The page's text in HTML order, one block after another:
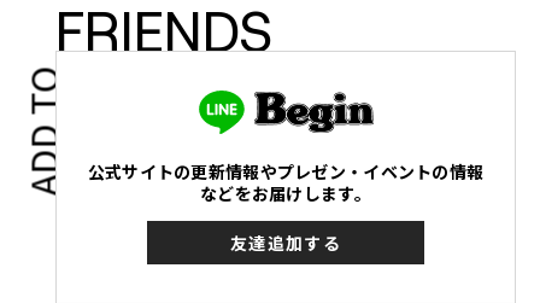
ADD TO
FRIENDS
公式サイトの更新情報やプレゼン・イベントの情報
などをお届けします。
友達追加する